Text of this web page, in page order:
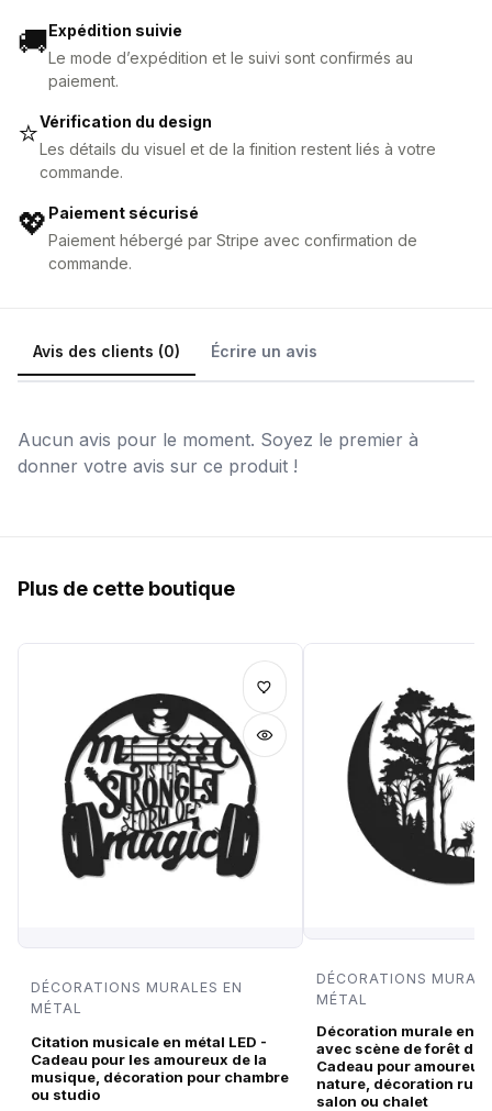
🚚Expédition suivie
Le mode d’expédition et le suivi sont confirmés au
paiement.
⭐Vérification du design
Les détails du visuel et de la finition restent liés à votre
commande.
💖 Paiement sécurisé
Paiement hébergé par Stripe avec confirmation de
commande.
Avis des clients (0) Écrire un avis
Aucun avis pour le moment. Soyez le premier à
donner votre avis sur ce produit !
Plus de cette boutique
DÉCORATIONS MURALES EN
MÉTAL
Citation musicale en métal LED -
Cadeau pour les amoureux de la
musique, décoration pour chambre
ou studio
DÉCORATIONS
MÉTAL
Décoration murale en
avec scène de forêt de
Cadeau pour amoureux
nature, décoration
salon ou chalet